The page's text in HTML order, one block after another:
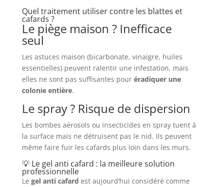
Quel traitement utiliser contre les blattes et
cafards ?
Le piège maison ? Inefficace
seul
Les astuces maison (bicarbonate, vinaigre, huiles
essentielles) peuvent ralentir une infestation, mais
elles ne sont pas suffisantes pour éradiquer une
colonie entière.
Le spray ? Risque de dispersion
Les bombes aérosols ou insecticides en spray tuent à
la surface mais ne détruisent pas le nid. Ils peuvent
même faire fuir les cafards plus loin dans les murs.
💡 Le gel anti cafard : la meilleure solution
professionnelle
Le gel anti cafard est aujourd’hui considéré comme